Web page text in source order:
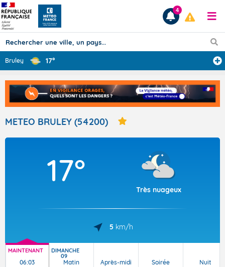
Prévisions
TOUS LES RÉSULTATS
Articles
4
Bruley 17°
METEO BRULEY (54200)
17°
Très nuageux
5 km/h
MAINTENANT
06:03
DIMANCHE
09
Matin Après-midi Soirée Nuit